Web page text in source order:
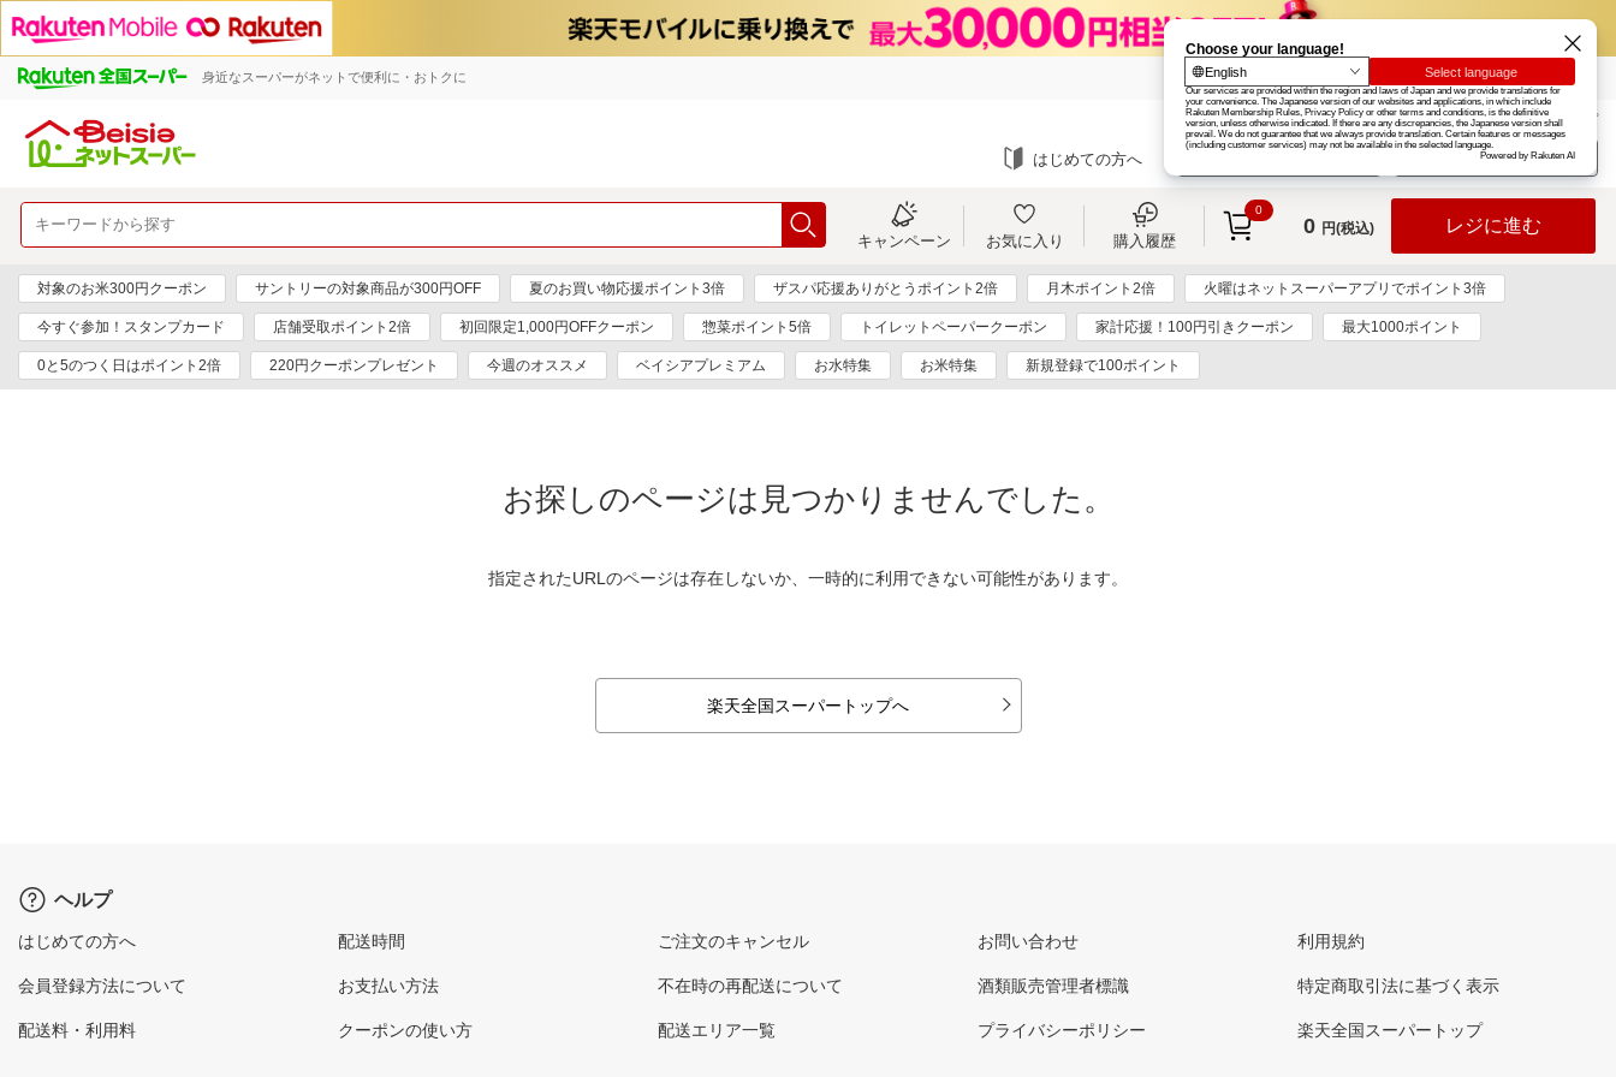
身近なスーパーがネットで便利に・おトクに 楽天グループ カード
お知らせ ヘルプ
はじめての方へ ログイン
キャンペーン お気に入り 購入履歴
0
0 円(税込) レジに進む
対象のお米300円クーポン サントリーの対象商品が300円OFF 夏のお買い物応援ポイント3倍 ザスパ応援ありがとうポイント2倍 月木ポイント2倍 火曜はネットスーパーアプリでポイント3倍
今すぐ参加！スタンプカード 店舗受取ポイント2倍 初回限定1,000円OFFクーポン 惣菜ポイント5倍 トイレットペーパークーポン 家計応援！100円引きクーポン 最大1000ポイント
0と5のつく日はポイント2倍 220円クーポンプレゼント 今週のオススメ ベイシアプレミアム お水特集 お米特集 新規登録で100ポイント
お探しのページは見つかりませんでした。
指定されたURLのページは存在しないか、一時的に利用できない可能性があります。
楽天全国スーパートップへ
ヘルプ
はじめての方へ
会員登録方法について
配送料・利用料
配送時間
お支払い方法
クーポンの使い方
ご注文のキャンセル
不在時の再配送について
配送エリア一覧
お問い合わせ
酒類販売管理者標識
プライバシーポリシー
利用規約
特定商取引法に基づく表示
楽天全国スーパートップ